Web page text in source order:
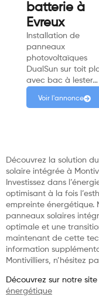
batterie à
Evreux
Installation de
panneaux
photovoltaïques
DualSun sur toit
avec bac à lester…
Voir l'annonce
Découvrez la solution
solaire intégrée à
Investissez dans
optimisant à la fois
empreinte énergétique.
panneaux solaires
optimale et une
maintenant de cette
information
Montivilliers, n’hésitez
Découvrez sur notre
énergétique